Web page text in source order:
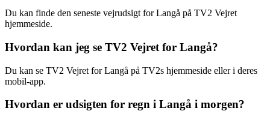
Du kan finde den seneste vejrudsigt for Langå på TV2 Vejret
hjemmeside.
Hvordan kan jeg se TV2 Vejret for Langå?
Du kan se TV2 Vejret for Langå på TV2s hjemmeside eller i deres
mobil-app.
Hvordan er udsigten for regn i Langå i morgen?